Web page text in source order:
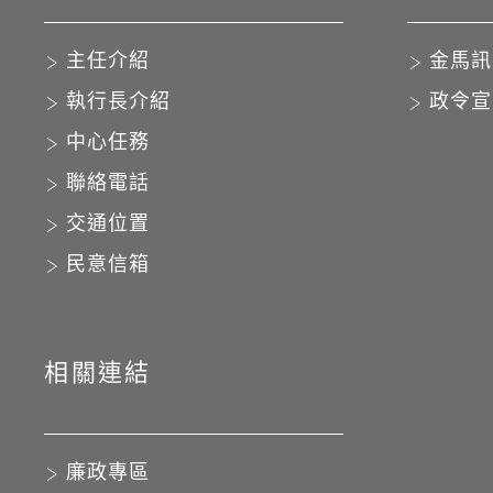
主任介紹
執行長介紹
中心任務
聯絡電話
交通位置
民意信箱
金馬
政令
相關連結
廉政專區